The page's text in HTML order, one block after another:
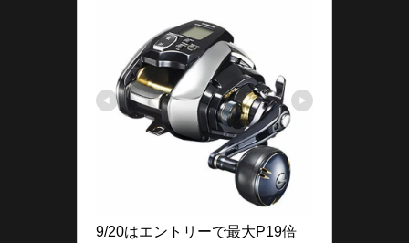
9/20はエントリーで最大P19倍